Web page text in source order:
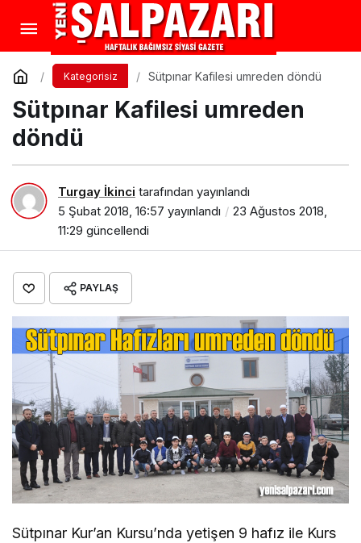
Kategorisiz Sütpınar Kafilesi umreden döndü
Sütpınar Kafilesi umreden
döndü
Turgay İkinci tarafından yayınlandı
5 Şubat 2018, 16:57 yayınlandı
23 Ağustos 2018,
11:29 güncellendi
PAYLAŞ
Sütpınar Kur’an Kursu’nda yetişen 9 hafız ile Kurs